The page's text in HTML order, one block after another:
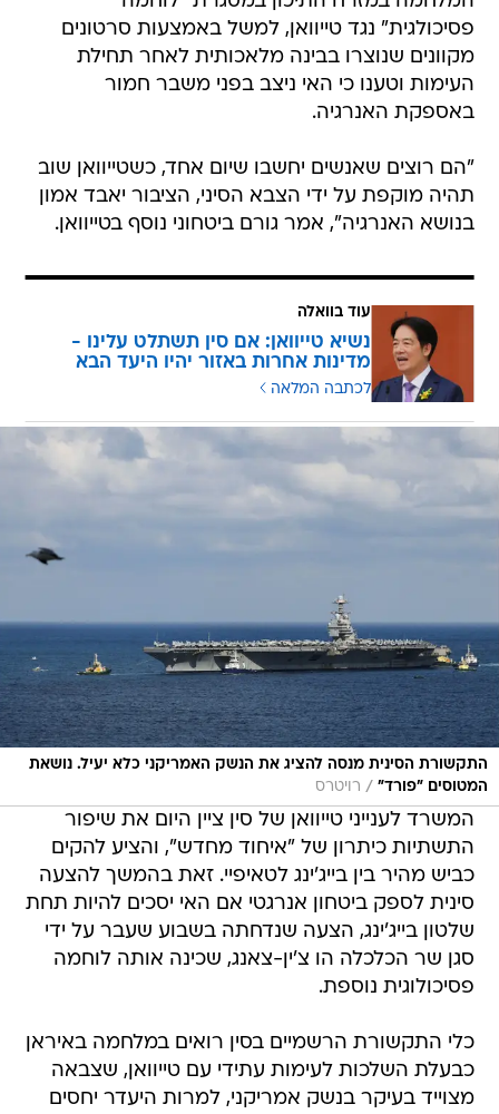
פסיכולגית" נגד טייוואן, למשל באמצעות סרטונים
מקוונים שנוצרו בבינה מלאכותית לאחר תחילת
העימות וטענו כי האי ניצב בפני משבר חמור
באספקת האנרגיה.
"הם רוצים שאנשים יחשבו שיום אחד, כשטייוואן שוב
תהיה מוקפת על ידי הצבא הסיני, הציבור יאבד אמון
בנושא האנרגיה", אמר גורם ביטחוני נוסף בטייוואן.
עוד בוואלה
נשיא טייוואן: אם סין תשתלט עלינו -
מדינות אחרות באזור יהיו היעד הבא
לכתבה המלאה
התקשורת הסינית מנסה להציג את הנשק האמריקני כלא יעיל. נושאת
המטוסים "פורד" / רויטרס
המשרד לענייני טייוואן של סין ציין היום את שיפור
התשתיות כיתרון של "איחוד מחדש", והציע להקים
כביש מהיר בין בייג'ינג לטאיפיי. זאת בהמשך להצעה
סינית לספק ביטחון אנרגטי אם האי יסכים להיות תחת
שלטון בייג'ינג, הצעה שנדחתה בשבוע שעבר על ידי
סגן שר הכלכלה הו צ'ין-צאנג, שכינה אותה לוחמה
פסיכולוגית נוספת.
כלי התקשורת הרשמיים בסין רואים במלחמה באיראן
כבעלת השלכות לעימות עתידי עם טייוואן, שצבאה
מצוייד בעיקר בנשק אמריקני, למרות היעדר יחסים